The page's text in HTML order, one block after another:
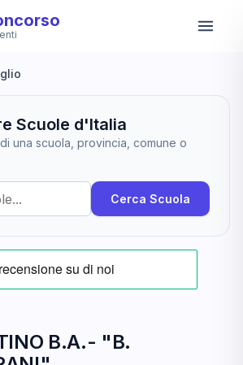
Scuole d'Italia
una scuola, provincia, comune o
Cerca Scuola
B.A.- "B.